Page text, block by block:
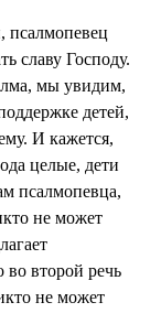
псалмопевец
славу Господу.
мы увидим,
детей,
И кажется,
целые, дети
псалмопевца,
не может
во второй речь
не может